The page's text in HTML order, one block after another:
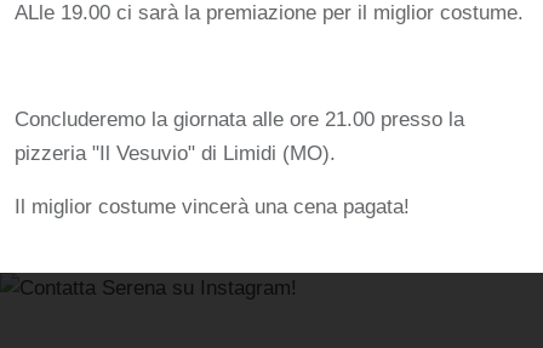
ALle 19.00 ci sarà la premiazione per il miglior costume.
Concluderemo la giornata alle ore 21.00 presso la
pizzeria "Il Vesuvio" di Limidi (MO).
Il miglior costume vincerà una cena pagata!